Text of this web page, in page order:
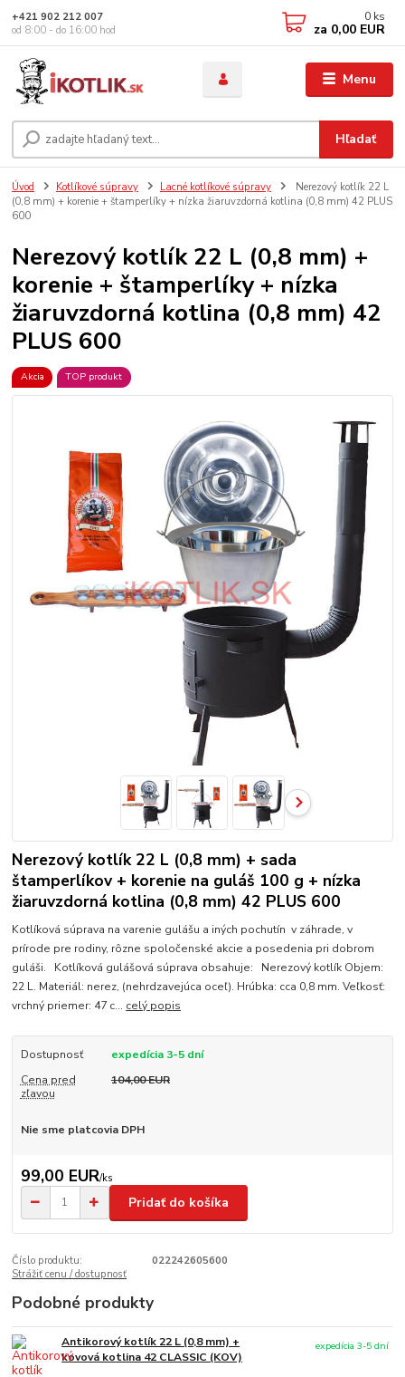
Menu
Hľadať
+421 902 212 007
od 8:00 - do 16:00 hod
0 ks
za 0,00 EUR
Úvod Kotlíkové súpravy Lacné kotlíkové súpravy
Nerezový kotlík 22 L
(0,8 mm) + korenie + štamperlíky + nízka žiaruvzdorná kotlina (0,8 mm) 42 PLUS
600
Nerezový kotlík 22 L (0,8 mm) +
korenie + štamperlíky + nízka
žiaruvzdorná kotlina (0,8 mm) 42
PLUS 600
Akcia TOP produkt
Nerezový kotlík 22 L (0,8 mm) + sada
štamperlíkov + korenie na guláš 100 g + nízka
žiaruvzdorná kotlina (0,8 mm) 42 PLUS 600
Kotlíková súprava na varenie gulášu a iných pochutín v záhrade, v
prírode pre rodiny, rôzne spoločenské akcie a posedenia pri dobrom
guláši. Kotlíková gulášová súprava obsahuje: Nerezový kotlík Objem:
22 L. Materiál: nerez, (nehrdzavejúca oceľ). Hrúbka: cca 0,8 mm. Veľkosť:
vrchný priemer: 47 c... celý popis
Dostupnosť
expedícia 3-5 dní
Cena pred
zľavou
104,00 EUR
Nie sme platcovia DPH
99,00 EUR/ks
Pridať do košíka
Číslo produktu:
022242605600
Strážiť cenu / dostupnosť
Podobné produkty
Antikorový kotlík 22 L (0,8 mm) +
kovová kotlina 42 CLASSIC (KOV)
expedícia 3-5 dní